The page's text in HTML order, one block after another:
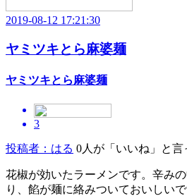
2019-08-12 17:21:30
ヤミツキとら麻婆麺
ヤミツキとら麻婆麺
3
投稿者：はる 0人が「いいね」と言
花椒が効いたラーメンです。辛み
り、餡が麺に絡みついておいしい